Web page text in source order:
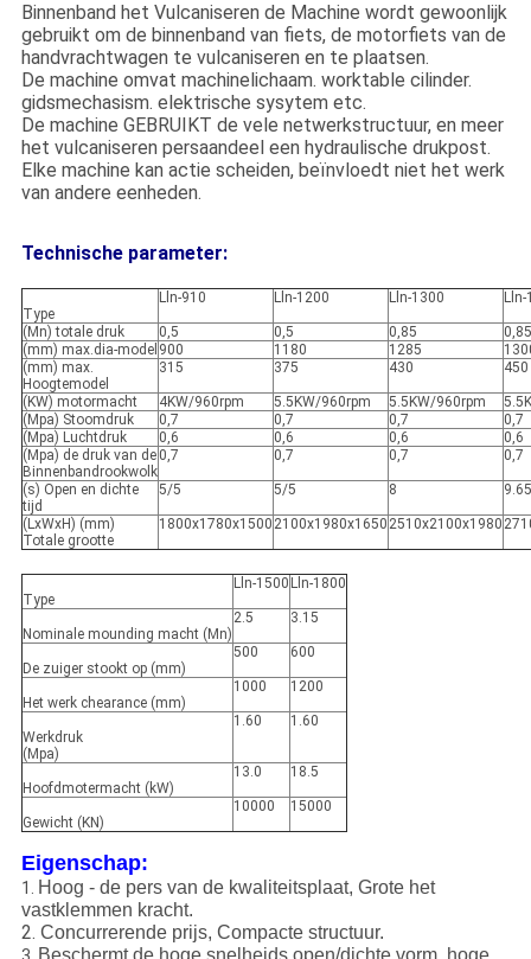
Binnenband het Vulcaniseren de Machine wordt gewoonlijk
gebruikt om de binnenband van fiets, de motorfiets van de
handvrachtwagen te vulcaniseren en te plaatsen.
De machine omvat machinelichaam. worktable cilinder.
gidsmechasism. elektrische sysytem etc.
De machine GEBRUIKT de vele netwerkstructuur, en meer
het vulcaniseren persaandeel een hydraulische drukpost.
Elke machine kan actie scheiden, beïnvloedt niet het werk
van andere eenheden.
Technische parameter:
Type
Lln-910 Lln-1200 Lln-1300
(Mn) totale druk 0,5 0,5 0,85
0,85
(mm) max.dia-model 900 1180 1285
(mm) max.
Hoogtemodel
315 375 430 450
(KW) motormacht 4KW/960rpm 5.5KW/960rpm 5.5KW/960rpm
(Mpa) Stoomdruk
0,7 0,7 0,7
0,7
(Mpa) Luchtdruk
0,6 0,6 0,6
0,6
(Mpa) de druk van de
Binnenbandrookwolk
0,7 0,7 0,7 0,7
(s) Open en dichte
tijd
5/5 5/5 8 9.65
(LxWxH) (mm)
Totale grootte
1800x1780x1500 2100x1980x1650 2510x2100x1980
Type
Lln-1500 Lln-1800
Nominale mounding macht (Mn)
2.5 3.15
De zuiger stookt op (mm)
500 600
Het werk chearance (mm)
1000 1200
Werkdruk
(Mpa)
1.60 1.60
Hoofdmotermacht (kW)
13.0 18.5
Gewicht (KN)
10000 15000
Eigenschap:
1. Hoog - de pers van de kwaliteitsplaat, Grote het
vastklemmen kracht.
2. Concurrerende prijs, Compacte structuur.